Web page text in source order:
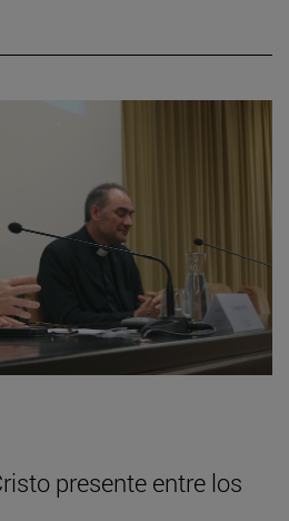
presente entre los